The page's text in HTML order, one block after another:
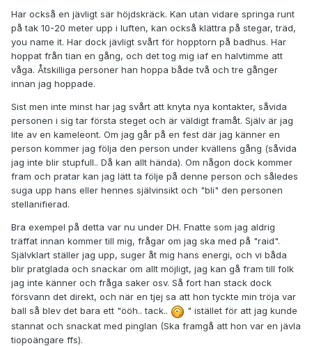
Har också en jävligt sär höjdskräck. Kan utan vidare springa runt
på tak 10-20 meter upp i luften, kan också klättra på stegar, träd,
you name it. Har dock jävligt svårt för hopptorn på badhus. Har
hoppat från tian en gång, och det tog mig iaf en halvtimme att
våga. Åtskilliga personer han hoppa både två och tre gånger
innan jag hoppade.
Sist men inte minst har jag svårt att knyta nya kontakter, såvida
personen i sig tar första steget och är väldigt framåt. Själv är jag
lite av en kameleont. Om jag går på en fest där jag känner en
person kommer jag följa den person under kvällens gång (såvida
jag inte blir stupfull.. Då kan allt hända). Om någon dock kommer
fram och pratar kan jag lätt ta följe på denne person och således
suga upp hans eller hennes självinsikt och "bli" den personen
stellanifierad.
Bra exempel på detta var nu under DH. Fnatte som jag aldrig
träffat innan kommer till mig, frågar om jag ska med på "raid".
Självklart ställer jag upp, suger åt mig hans energi, och vi båda
blir pratglada och snackar om allt möjligt, jag kan gå fram till folk
jag inte känner och fråga saker osv. Så fort han stack dock
försvann det direkt, och när en tjej sa att hon tyckte min tröja var
ball så blev det bara ett "ööh.. tack..
" istället för att jag kunde
stannat och snackat med pinglan (Ska framgå att hon var en jävla
tiopoängare ffs).